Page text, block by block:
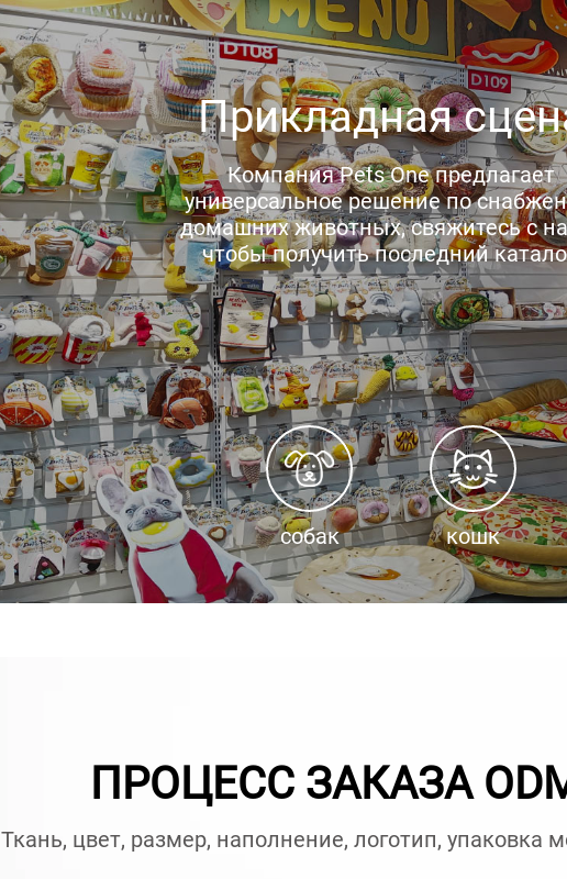
Прикладная
Компания Pets One предлагает
универсальное решение по
домашних животных, свяжитесь с
чтобы получить последний
собак кошк
ПРОЦЕСС ЗАКАЗА
Ткань, цвет, размер, наполнение, логотип, упаковка